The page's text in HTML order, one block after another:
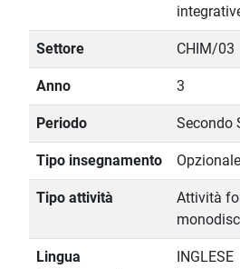
Settore CHIM/03
Anno 3
Periodo Secondo
Tipo insegnamento
Tipo attività
Attività
Lingua
INGLESE